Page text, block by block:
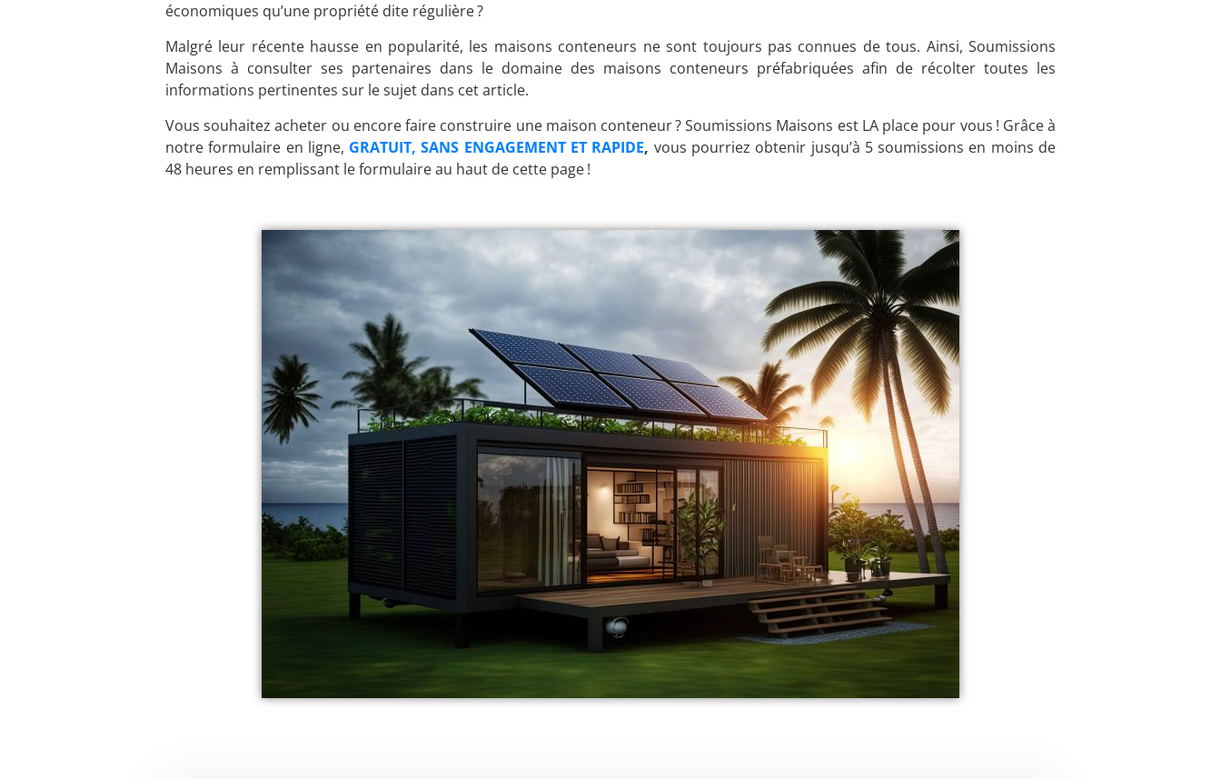
économiques qu’une propriété dite régulière ?
Malgré leur récente hausse en popularité, les maisons conteneurs ne sont toujours pas connues de tous. Ainsi, Soumissions
Maisons à consulter ses partenaires dans le domaine des maisons conteneurs préfabriquées afin de récolter toutes les
informations pertinentes sur le sujet dans cet article.
Vous souhaitez acheter ou encore faire construire une maison conteneur ? Soumissions Maisons est LA place pour vous ! Grâce à
notre formulaire en ligne, GRATUIT, SANS ENGAGEMENT ET RAPIDE, vous pourriez obtenir jusqu’à 5 soumissions en moins de
48 heures en remplissant le formulaire au haut de cette page !